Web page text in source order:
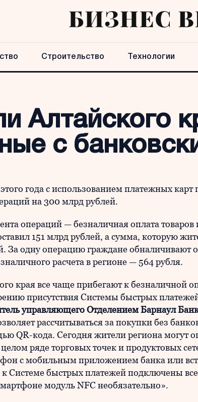
Строительство Технологии
Алтайского
с
года с использованием платежных
на 300 млрд рублей.
операций — безналичная оплата
151 млрд рублей, а сумма, которую
За одну операцию граждане обналичивают
расчета в регионе — 564 рубля.
края все чаще прибегают к безналичной
присутствия Системы быстрых
управляющего Отделением Барнаул
рассчитываться за покупки без
QR-кода. Сегодня жители региона могут
ряде торговых точек и продуктовых
с мобильным приложением банка или
к Системе быстрых платежей подключены
модуль NFC необязательно».